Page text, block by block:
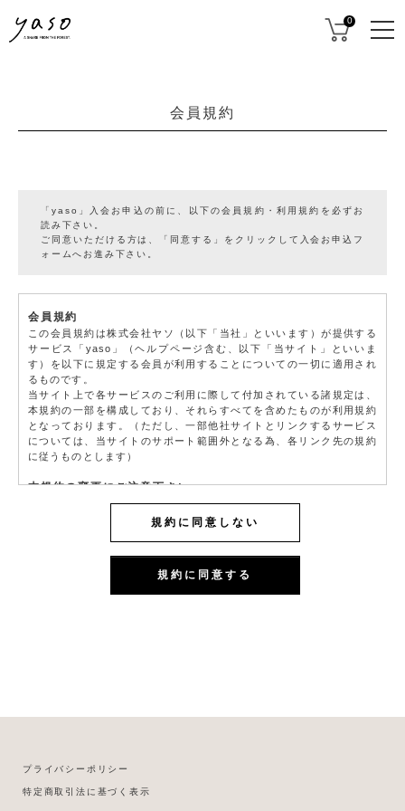
0
会員規約
「yaso」入会お申込の前に、以下の会員規約・利用規約を必ずお
読み下さい。
ご同意いただける方は、「同意する」をクリックして入会お申込フ
ォームへお進み下さい。
会員規約
この会員規約は株式会社ヤソ（以下「当社」といいます）が提供する
サービス「yaso」（ヘルプページ含む、以下「当サイト」といいま
す）を以下に規定する会員が利用することについての一切に適用され
るものです。
当サイト上で各サービスのご利用に際して付加されている諸規定は、
本規約の一部を構成しており、それらすべてを含めたものが利用規約
となっております。（ただし、一部他社サイトとリンクするサービス
については、当サイトのサポート範囲外となる為、各リンク先の規約
に従うものとします）
本規約の変更にご注意下さい
1. 当社は、会員の了承を得ることなく本規約を随時変更することがで
きるものとし、会員はこれを承諾します。
会員のみなさまへの通知
1. 本規約の変更のケース以外に当社が必要と判断した場合、当社は、
※ログインには、会員登録時に入力したメールアドレスおよびパスワ
会員のみなさまから提供された個人情報
どの大切な個人情報がネットサーバ上に登録されますが、当社はその
規約に同意しない
規約に同意する
プライバシーポリシー
特定商取引法に基づく表示